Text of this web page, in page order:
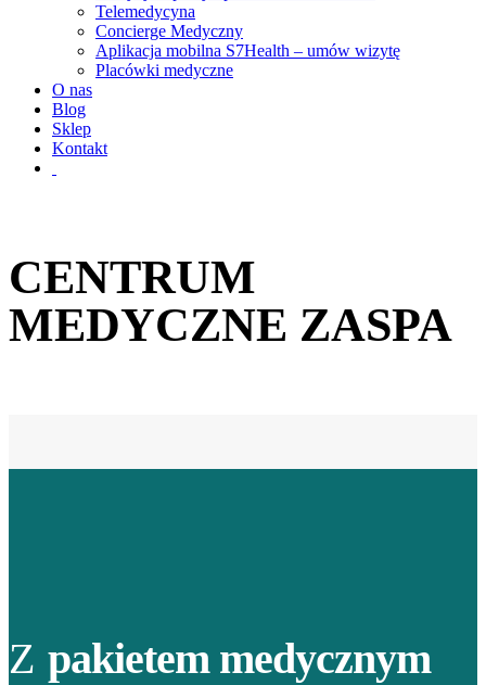
Telemedycyna
Concierge Medyczny
Aplikacja mobilna S7Health – umów wizytę
Placówki medyczne
O nas
Blog
Sklep
Kontakt
CENTRUM
MEDYCZNE ZASPA
Z pakietem medycznym